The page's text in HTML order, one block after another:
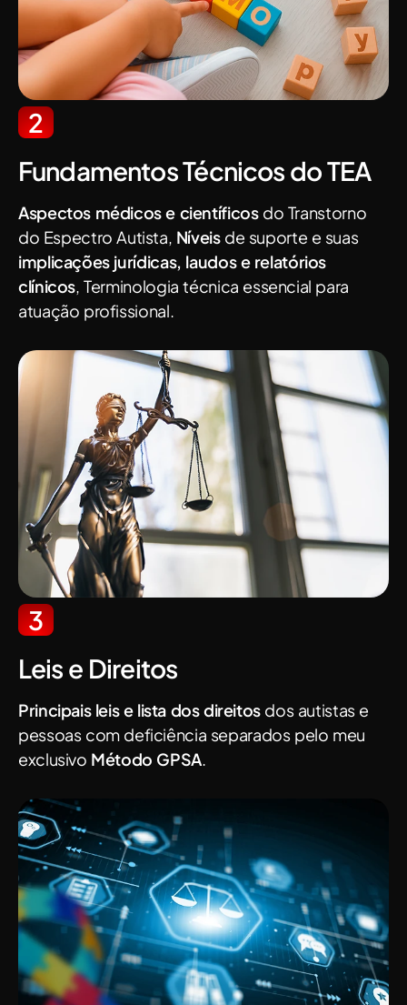
2
Fundamentos Técnicos do TEA
Aspectos médicos e científicosdo Transtorno
do Espectro Autista, Níveisde suporte e suas
implicações jurídicas, laudos e relatórios
clínicos, Terminologia técnica essencial para
atuação profissional.
3
Leis e Direitos
Principais leis e lista dos direitos dos autistas e
pessoas com deficiência separados pelo meu
exclusivo Método GPSA.